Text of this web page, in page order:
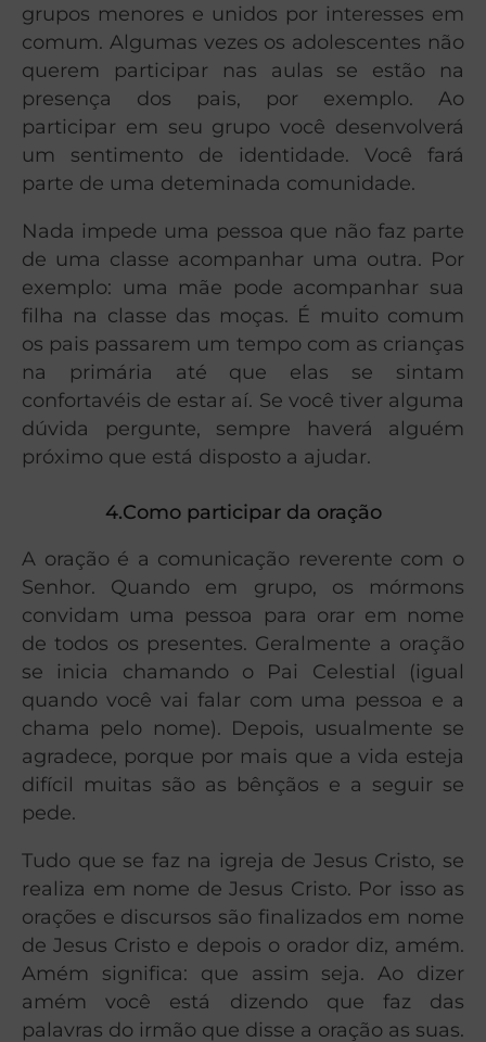
grupos menores e unidos por interesses em
comum. Algumas vezes os adolescentes não
querem participar nas aulas se estão na
presença dos pais, por exemplo. Ao
participar em seu grupo você desenvolverá
um sentimento de identidade. Você fará
parte de uma deteminada comunidade.
Nada impede uma pessoa que não faz parte
de uma classe acompanhar uma outra. Por
exemplo: uma mãe pode acompanhar sua
filha na classe das moças. É muito comum
os pais passarem um tempo com as crianças
na primária até que elas se sintam
confortavéis de estar aí. Se você tiver alguma
dúvida pergunte, sempre haverá alguém
próximo que está disposto a ajudar.
4.Como participar da oração
A oração é a comunicação reverente com o
Senhor. Quando em grupo, os mórmons
convidam uma pessoa para orar em nome
de todos os presentes. Geralmente a oração
se inicia chamando o Pai Celestial (igual
quando você vai falar com uma pessoa e a
chama pelo nome). Depois, usualmente se
agradece, porque por mais que a vida esteja
difícil muitas são as bênçãos e a seguir se
pede.
Tudo que se faz na igreja de Jesus Cristo, se
realiza em nome de Jesus Cristo. Por isso as
orações e discursos são finalizados em nome
de Jesus Cristo e depois o orador diz, amém.
Amém significa: que assim seja. Ao dizer
amém você está dizendo que faz das
palavras do irmão que disse a oração as suas.